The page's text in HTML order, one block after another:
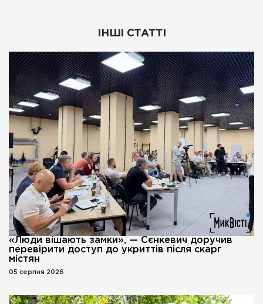
ІНШІ СТАТТІ
«Люди вішають замки», — Сєнкевич доручив
перевірити доступ до укриттів після скарг
містян
05 серпня 2026